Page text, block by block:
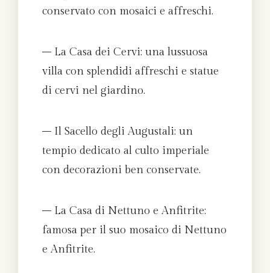
conservato con mosaici e affreschi.
– La Casa dei Cervi: una lussuosa
villa con splendidi affreschi e statue
di cervi nel giardino.
– Il Sacello degli Augustali: un
tempio dedicato al culto imperiale
con decorazioni ben conservate.
– La Casa di Nettuno e Anfitrite:
famosa per il suo mosaico di Nettuno
e Anfitrite.